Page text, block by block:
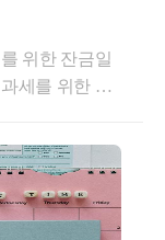
양도일 현재
득당시 주택
.​​■ 일시적 1가
양도시기를 놓
길 바랍니다.​
이 조정대상지
을 취득했다
위한 잔금일
세를 위한 잔
주택 취득2. 신
양도3. 종전
보유, 취득당
충족할 것질